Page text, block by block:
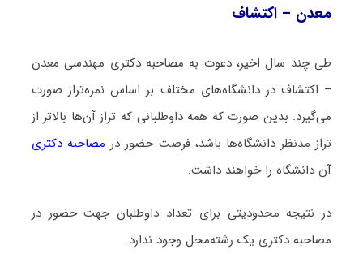
معدن – اکتشاف
طی چند سال اخیر، دعوت به مصاحبه دکتری مهندسی معدن
– اکتشاف در دانشگاه‌های مختلف بر اساس نمره‌تراز صورت
می‌گیرد. بدین صورت که همه داوطلبانی که تراز آن‌ها بالاتر از
تراز مدنظر دانشگاه‌ها باشد، فرصت حضور در مصاحبه دکتری
آن دانشگاه را خواهند داشت.
در نتیجه محدودیتی برای تعداد داوطلبان جهت حضور در
مصاحبه دکتری یک رشته‌محل وجود ندارد.